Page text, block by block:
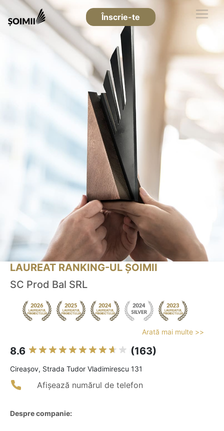
Înscrie-te
LAUREAT RANKING-UL ȘOIMII
SC Prod Bal SRL
Arată mai multe >>
8.6 (163)
Cireaşov, Strada Tudor Vladimirescu 131
Afișează numărul de telefon
Despre companie: